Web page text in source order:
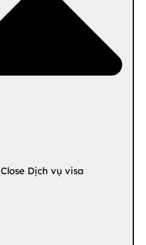
Close Dịch vụ visa